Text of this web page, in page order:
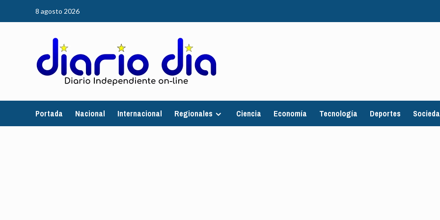
8 agosto 2026
Portada Nacional Internacional Regionales Ciencia Economía Tecnología Deportes